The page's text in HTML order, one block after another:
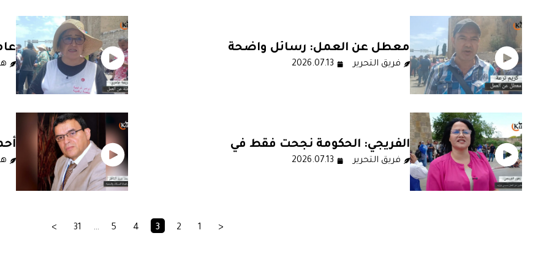
معطل عن العمل: رسائل واضحة
قدمتها السلطة في اتباع وسائل
الهرسلة.. تم تسجيل إيقافات في
فريق التحرير 2026.07.13
لا
الفريجي: الحكومة نجحت فقط في
تصدير البلاغات الإعلامية لكن لا توجد
فريق التحرير 2026.07.13
<
1
2
3
4
5
…
31
>